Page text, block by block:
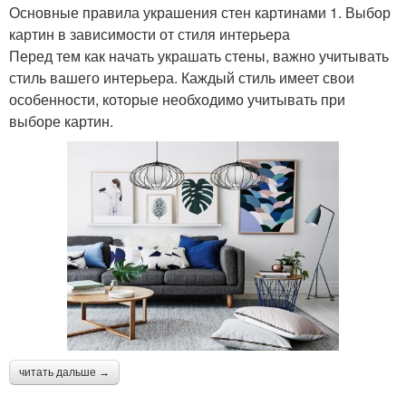
Основные правила украшения стен картинами 1. Выбор
картин в зависимости от стиля интерьера
Перед тем как начать украшать стены, важно учитывать
стиль вашего интерьера. Каждый стиль имеет свои
особенности, которые необходимо учитывать при
выборе картин.
читать дальше →